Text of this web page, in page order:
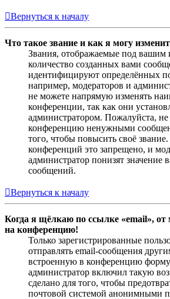
Вернуться к началу
Что такое звание и как я могу
Звания, отображаемые под вашим
количество созданных вами
идентифицируют определённых
например, модераторов и
не можете напрямую изменять
конференции, так как они
администратором. Пожалуйста, не
конференцию ненужными
того, чтобы повысить своё
конференций это запрещено, и
администратор понизят значение
сообщений.
Вернуться к началу
Когда я щёлкаю по ссылке «email», от
на конференцию!
Только зарегистрированные
отправлять email-сообщения
встроенную в конференцию
администратор включил такую
сделано для того, чтобы
почтовой системой анонимными